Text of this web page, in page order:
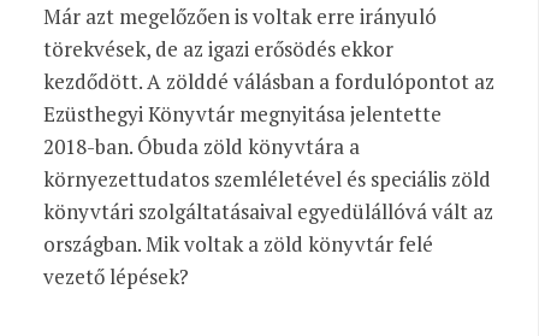
Már azt megelőzően is voltak erre irányuló
törekvések, de az igazi erősödés ekkor
kezdődött. A zölddé válásban a fordulópontot az
Ezüsthegyi Könyvtár megnyitása jelentette
2018-ban. Óbuda zöld könyvtára a
környezettudatos szemléletével és speciális zöld
könyvtári szolgáltatásaival egyedülállóvá vált az
országban. Mik voltak a zöld könyvtár felé
vezető lépések?